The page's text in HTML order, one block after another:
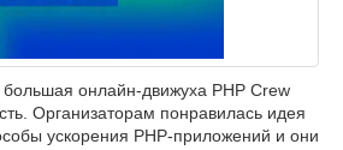
онлайн-движуха PHP Crew
Организаторам понравилась идея
ускорения PHP-приложений и они